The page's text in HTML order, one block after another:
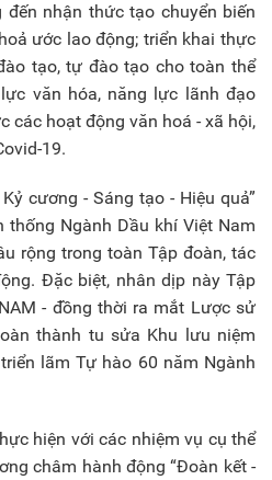
nhận thức tạo chuyển biến
ước lao động; triển khai thực
tạo, tự đào tạo cho toàn thể
văn hóa, năng lực lãnh đạo
các hoạt động văn hoá - xã hội,
19.
cương - Sáng tạo - Hiệu quả”
Ngành Dầu khí Việt Nam
rộng trong toàn Tập đoàn, tác
Đặc biệt, nhân dịp này Tập
- đồng thời ra mắt Lược sử
thành tu sửa Khu lưu niệm
lãm Tự hào 60 năm Ngành
hiện với các nhiệm vụ cụ thể
châm hành động “Đoàn kết -